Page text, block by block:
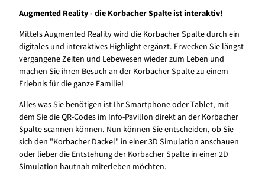
Augmented Reality - die Korbacher Spalte ist interaktiv!
Mittels Augmented Reality wird die Korbacher Spalte durch ein
digitales und interaktives Highlight ergänzt. Erwecken Sie längst
vergangene Zeiten und Lebewesen wieder zum Leben und
machen Sie ihren Besuch an der Korbacher Spalte zu einem
Erlebnis für die ganze Familie!
Alles was Sie benötigen ist Ihr Smartphone oder Tablet, mit
dem Sie die QR-Codes im Info-Pavillon direkt an der Korbacher
Spalte scannen können. Nun können Sie entscheiden, ob Sie
sich den "Korbacher Dackel" in einer 3D Simulation anschauen
oder lieber die Entstehung der Korbacher Spalte in einer 2D
Simulation hautnah miterleben möchten.